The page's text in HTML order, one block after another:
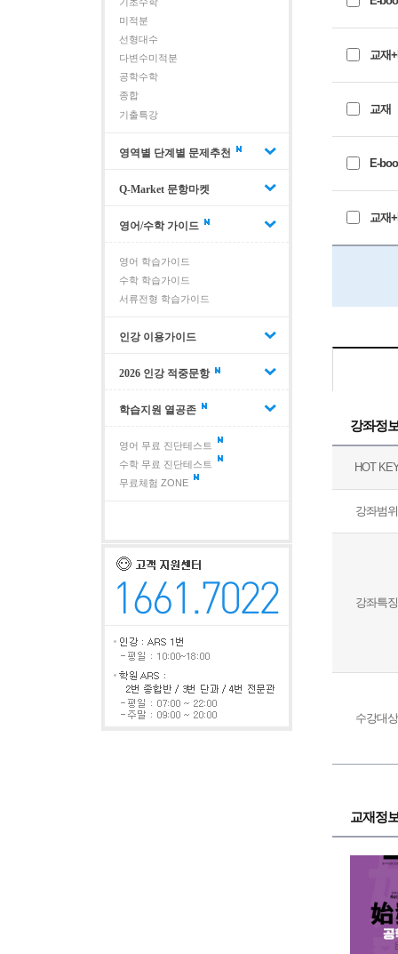
미적분
선형대수
다변수미적분
공학수학
종합
기출특강
영역별 단계별 문제추천
Q-Market 문항마켓
영어/수학 가이드
영어 학습가이드
수학 학습가이드
서류전형 학습가이드
인강 이용가이드
2026 인강 적중문항
학습지원 열공존
영어 무료 진단테스트
수학 무료 진단테스트
무료체험 ZONE
교재
교재
E-
교재
강좌정
HOT
강좌범위
강좌특징
수강대상
교재정